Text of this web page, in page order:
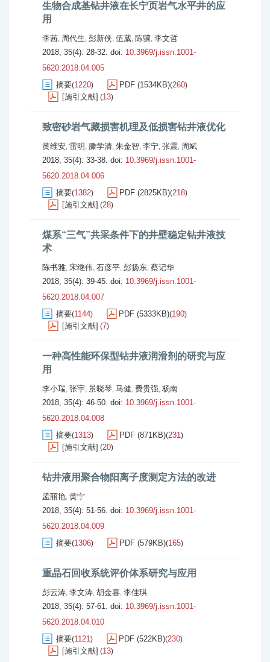
生物合成基钻井液在长宁页岩气水平井的应
用
李茜, 周代生, 彭新侠, 伍葳, 陈骥, 李文哲
2018, 35(4): 28-32. doi: 10.3969/j.issn.1001-
5620.2018.04.005
摘要(1220) PDF (1534KB)(260)
[施引文献] (13)
致密砂岩气藏损害机理及低损害钻井液优化
黄维安, 雷明 , 滕学清, 朱金智, 李宁, 张震, 周斌
2018, 35(4): 33-38. doi: 10.3969/j.issn.1001-
5620.2018.04.006
摘要(1382) PDF (2825KB)(218)
[施引文献] (28)
煤系“三气”共采条件下的井壁稳定钻井液技
术
陈书雅, 宋继伟, 石彦平, 彭扬东, 蔡记华
2018, 35(4): 39-45. doi: 10.3969/j.issn.1001-
5620.2018.04.007
摘要(1144) PDF (5333KB)(190)
[施引文献] (7)
一种高性能环保型钻井液润滑剂的研究与应
用
李小瑞, 张宇, 景晓琴, 马健, 费贵强, 杨南
2018, 35(4): 46-50. doi: 10.3969/j.issn.1001-
5620.2018.04.008
摘要(1313) PDF (871KB)(231)
[施引文献] (20)
钻井液用聚合物阳离子度测定方法的改进
孟丽艳, 黄宁
2018, 35(4): 51-56. doi: 10.3969/j.issn.1001-
5620.2018.04.009
摘要(1306) PDF (579KB)(165)
重晶石回收系统评价体系研究与应用
彭云涛, 李文涛, 胡金喜, 李佳琪
2018, 35(4): 57-61. doi: 10.3969/j.issn.1001-
5620.2018.04.010
摘要(1121) PDF (522KB)(230)
[施引文献] (13)